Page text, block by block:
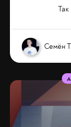
Семён